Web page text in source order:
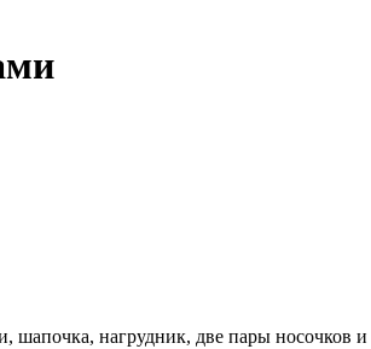
нагрудник, две пары носочков